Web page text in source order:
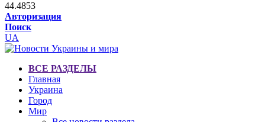
44.4853
Авторизация
Поиск
UA
ВСЕ РАЗДЕЛЫ
Главная
Украина
Город
Мир